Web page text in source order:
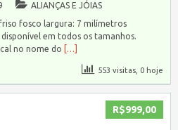
ALIANÇAS E JÓIAS
fosco largura: 7 milímetros
em todos os tamanhos.
no nome do
[…]
553 visitas, 0 hoje
R$999,00